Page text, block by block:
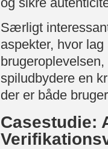
Særligt
aspekter, hvor
spiludbydere en
der er både
Casestudie: